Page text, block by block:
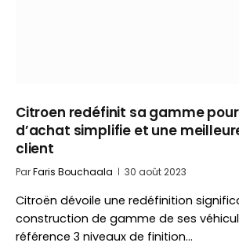
Citroen redéfinit sa gamme
d’achat simplifie et une
client
ParFaris Bouchaala 30 août 2023
Citroën dévoile une redéfinition
construction de gamme de ses
référence 3 niveaux de finition…